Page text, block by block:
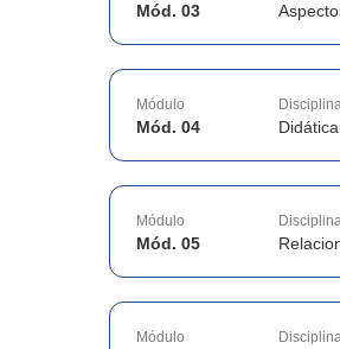
Mód. 03
Módulo
Mód. 04
Módulo
Mód. 05
Módulo